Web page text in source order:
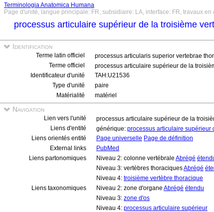
Terminologia Anatomica Humana
Page d'unité, langue principale: FR, subsidiaire: LA, interface: FR, travaux en
processus articulaire supérieur de la troisième
Identification
Terme latin officiel
processus articularis superior vertebrae
Terme officiel
processus articulaire supérieur de la
Identificateur d'unité
TAH:U21536
Type d'unité
paire
Matérialité
matériel
Navigation
Lien vers l'unité
processus articulaire supérieur de la
Liens d'entité
générique: processus articulaire supérieur
Liens orientés entité
Page universelle Page de définition
External links
PubMed
Liens partonomiques
Niveau 2: colonne vertébrale Abrégé
Niveau 3: vertèbres thoraciquesAbrégé
Niveau 4: troisième vertèbre thoracique
Liens taxonomiques
Niveau 2: zone d'organe Abrégé étendu
Niveau 3: zone d'os
Niveau 4: processus articulaire supérieur